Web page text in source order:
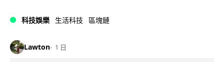
科技娛樂 生活科技 區塊鏈
Lawton 1 日